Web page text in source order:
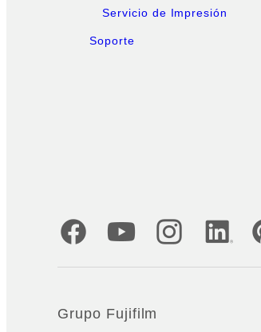
Servicio de Impresión
Soporte
Cuentas oficiales de
Grupo Fujifilm